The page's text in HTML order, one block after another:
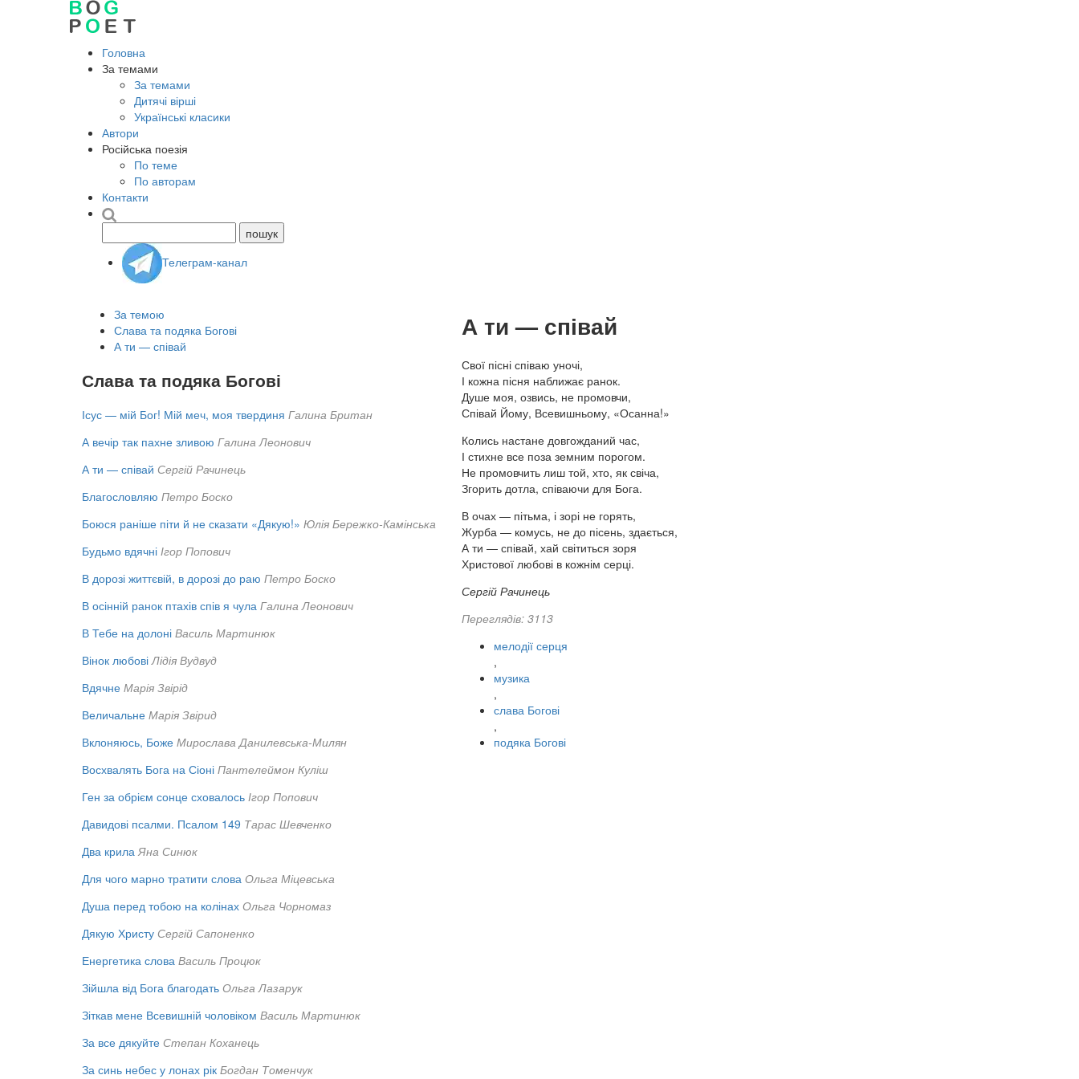
Головна
За темами
За темами
Дитячі вірші
Українські класики
Автори
Російська поезія
По теме
По авторам
Контакти
Телеграм-канал
А ти — співай
Свої пісні співаю уночі,
І кожна пісня наближає ранок.
Душе моя, озвись, не промовчи,
Співай Йому, Всевишньому, «Осанна!»
Колись настане довгожданий час,
І стихне все поза земним порогом.
Не промовчить лиш той, хто, як свіча,
Згорить дотла, співаючи для Бога.
В очах — пітьма, і зорі не горять,
Журба — комусь, не до пісень, здається,
А ти — співай, хай світиться зоря
Христової любові в кожнім серці.
Сергій Рачинець
Переглядів: 3113
мелодії серця
,
музика
,
слава Богові
,
подяка Богові
За темою
Слава та подяка Богові
А ти — співай
Слава та подяка Богові
Ісус — мій Бог! Мій меч, моя твердиня Галина Британ
А вечір так пахне зливою Галина Леонович
А ти — співай Сергій Рачинець
Благословляю Петро Боско
Боюся раніше піти й не сказати «Дякую!» Юлія Бережко-Камінська
Будьмо вдячні Ігор Попович
В дорозі життєвій, в дорозі до раю Петро Боско
В осінній ранок птахів спів я чула Галина Леонович
В Тебе на долоні Василь Мартинюк
Вінок любові Лідія Вудвуд
Вдячне Марія Звірід
Величальне Марія Звірид
Вклоняюсь, Боже Мирослава Данилевська-Милян
Восхвалять Бога на Сіоні Пантелеймон Куліш
Ген за обрієм сонце сховалось Ігор Попович
Давидові псалми. Псалом 149 Тарас Шевченко
Два крила Яна Синюк
Для чого марно тратити слова Ольга Міцевська
Душа перед тобою на колінах Ольга Чорномаз
Дякую Христу Сергій Сапоненко
Енергетика слова Василь Процюк
Зійшла від Бога благодать Ольга Лазарук
Зіткав мене Всевишній чоловіком Василь Мартинюк
За все дякуйте Степан Коханець
За синь небес у лонах рік Богдан Томенчук